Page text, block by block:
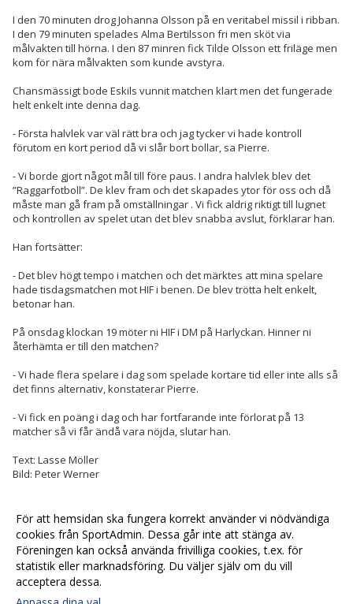
I den 70 minuten drog Johanna Olsson på en veritabel missil i ribban.
I den 79 minuten spelades Alma Bertilsson fri men sköt via
målvakten till hörna. I den 87 minren fick Tilde Olsson ett friläge men
kom för nära målvakten som kunde avstyra.
Chansmässigt bode Eskils vunnit matchen klart men det fungerade
helt enkelt inte denna dag.
- Första halvlek var väl rätt bra och jag tycker vi hade kontroll
förutom en kort period då vi slår bort bollar, sa Pierre.
- Vi borde gjort något mål till före paus. I andra halvlek blev det
”Raggarfotboll”. De klev fram och det skapades ytor för oss och då
måste man gå fram på omställningar . Vi fick aldrig riktigt till lugnet
och kontrollen av spelet utan det blev snabba avslut, förklarar han.
Han fortsätter:
- Det blev högt tempo i matchen och det märktes att mina spelare
hade tisdagsmatchen mot HIF i benen. De blev trötta helt enkelt,
betonar han.
På onsdag klockan 19möter ni HIF i DM på Harlyckan. Hinner ni
återhämta er till den matchen?
- Vi hade flera spelare i dag som spelade kortare tid eller inte alls så
det finns alternativ, konstaterar Pierre.
- Vi fick en poäng i dag och har fortfarande inte förlorat på 13
matcher så vi får ändå vara nöjda, slutar han.
Text: Lasse Möller
Bild: Peter Werner
<< Tillbaka
För att hemsidan ska fungera korrekt använder vi nödvändiga
cookies från SportAdmin. Dessa går inte att stänga av.
Föreningen kan också använda frivilliga cookies, t.ex. för
statistik eller marknadsföring. Du väljer själv om du vill
acceptera dessa.